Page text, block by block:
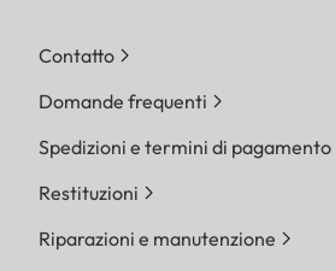
Contatto
Domande frequenti
Spedizioni e termini di pagamento
Restituzioni
Riparazioni e manutenzione